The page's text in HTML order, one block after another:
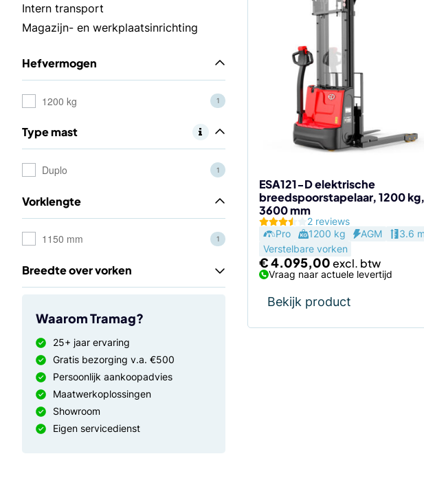
Intern transport
Magazijn- en werkplaatsinrichting
Hefvermogen
1200 kg 1
Type mast
Duplo 1
Vorklengte
1150 mm 1
Breedte over vorken
Waarom Tramag?
25+ jaar ervaring
Gratis bezorging v.a. €500
Persoonlijk aankoopadvies
Maatwerkoplossingen
Showroom
Eigen servicedienst
ESA121-D elektrische
breedspoorstapelaar, 1200 kg,
3600 mm
2 reviews
Pro
1200 kg AGM
3.6 m
Verstelbare vorken
€4.095,00
Vraag naar actuele levertijd
Bekijk product